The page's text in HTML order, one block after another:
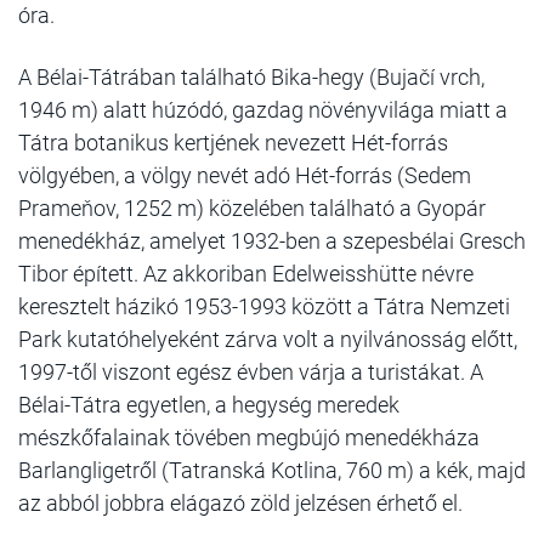
óra.
A Bélai-Tátrában található Bika-hegy (Bujačí vrch,
1946 m) alatt húzódó, gazdag növényvilága miatt a
Tátra botanikus kertjének nevezett Hét-forrás
völgyében, a völgy nevét adó Hét-forrás (Sedem
Prameňov, 1252 m) közelében található a Gyopár
menedékház, amelyet 1932-ben a szepesbélai Gresch
Tibor épített. Az akkoriban Edelweisshütte névre
keresztelt házikó 1953-1993 között a Tátra Nemzeti
Park kutatóhelyeként zárva volt a nyilvánosság előtt,
1997-től viszont egész évben várja a turistákat. A
Bélai-Tátra egyetlen, a hegység meredek
mészkőfalainak tövében megbújó menedékháza
Barlangligetről (Tatranská Kotlina, 760 m) a kék, majd
az abból jobbra elágazó zöld jelzésen érhető el.